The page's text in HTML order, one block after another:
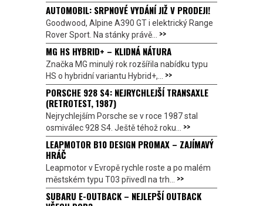
AUTOMOBIL: SRPNOVÉ VYDÁNÍ JIŽ V PRODEJI!
Goodwood, Alpine A390 GT i elektrický Range
Rover Sport. Na stánky právě... >>
MG HS HYBRID+ – KLIDNÁ NÁTURA
Značka MG minulý rok rozšířila nabídku typu
HS o hybridní variantu Hybrid+,... >>
PORSCHE 928 S4: NEJRYCHLEJŠÍ TRANSAXLE
(RETROTEST, 1987)
Nejrychlejším Porsche se v roce 1987 stal
osmiválec 928 S4. Ještě téhož roku... >>
LEAPMOTOR B10 DESIGN PROMAX – ZAJÍMAVÝ
HRÁČ
Leapmotor v Evropě rychle roste a po malém
městském typu T03 přivedl na trh... >>
SUBARU E-OUTBACK – NEJLEPŠÍ OUTBACK